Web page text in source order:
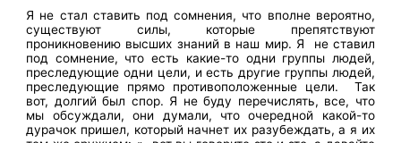
Я не стал ставить под сомнения, что вполне вероятно,
существуют силы, которые препятствуют
проникновению высших знаний в наш мир. Я не ставил
под сомнение, что есть какие-то одни группы людей,
преследующие одни цели, и есть другие группы людей,
преследующие прямо противоположенные цели. Так
вот, долгий был спор. Я не буду перечислять, все, что
мы обсуждали, они думали, что очередной какой-то
дурачок пришел, который начнет их разубеждать, а я их